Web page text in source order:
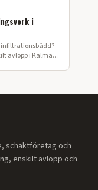
i
infiltrationsbädd?
avlopp i Kalmar
schaktföretag och
enskilt avlopp och